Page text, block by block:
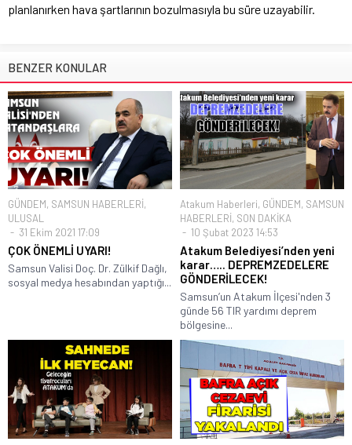
planlanırken hava şartlarının bozulmasıyla bu süre uzayabilir.
BENZER KONULAR
GÜNDEM, SAMSUN HABERLERİ,
ULUSAL
31 Ekim 2021 17:09
ÇOK ÖNEMLİ UYARI!
Samsun Valisi Doç. Dr. Zülkif Dağlı,
sosyal medya hesabından yaptığı...
Atakum Haberleri, GÜNDEM, SAMSUN
HABERLERİ, SON DAKİKA
10 Şubat 2023 14:53
Atakum Belediyesi’nden yeni
karar….. DEPREMZEDELERE
GÖNDERİLECEK!
Samsun’un Atakum İlçesi'nden 3
günde 56 TIR yardımı deprem
bölgesine...